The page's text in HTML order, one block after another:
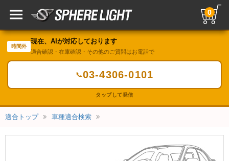
0
時間外
現在、AIが対応しております
適合確認・在庫確認・その他のご質問はお電話で
📞03-4306-0101
タップして発信
適合トップ 車種適合検索